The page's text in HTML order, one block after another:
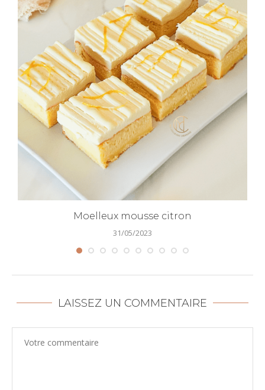
Moelleux mousse citron
31/05/2023
LAISSEZ UN COMMENTAIRE